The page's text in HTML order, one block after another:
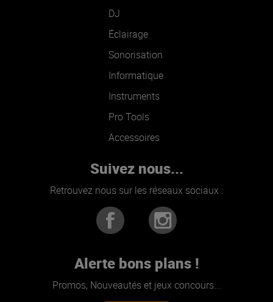
DJ
Éclairage
Sonorisation
Informatique
Instruments
Pro Tools
Accessoires
Suivez nous...
Retrouvez nous sur les réseaux sociaux :
Alerte bons plans !
Promos, Nouveautés et jeux concours...